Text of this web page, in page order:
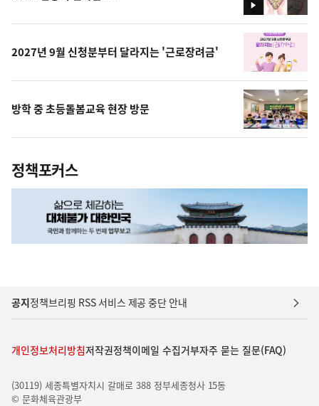
영
상
2027년 9월 신청분부터 달라지는 '근로장려금'
방학 중 초등돌봄교육 현장 방문
정책포커스
공지정책브리핑 RSS 서비스 제공 중단 안내
개인정보처리방침저작권정책이메일 수집거부자주 묻는 질문(FAQ)
(30119) 세종특별자치시 갈매로 388 정부세종청사 15동
© 문화체육관광부